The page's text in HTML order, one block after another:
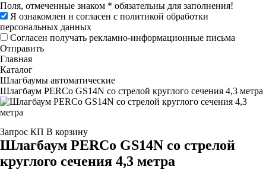
Поля, отмеченные знаком * обязательны для заполнения!
Я ознакомлен и согласен с политикой обработки
персональных данных
Согласен получать рекламно-информационные письма
Отправить
Главная
Каталог
Шлагбаумы автоматические
Шлагбаум PERCo GS14N со стрелой круглого сечения 4,3 метра
Запрос КП В корзину
Шлагбаум PERCo GS14N со стрелой
круглого сечения 4,3 метра